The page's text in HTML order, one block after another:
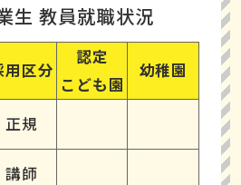
生 教員就職状況
用区分
認定
こども園
幼稚園 小
正規
講師 2